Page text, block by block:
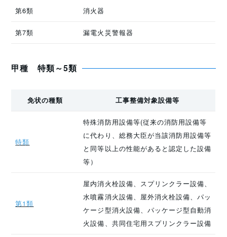
第6類 消火器
第7類 漏電火災警報器
甲種 特類～5類
免状の種類 工事整備対象設備等
特類
特殊消防用設備等(従来の消防用設備等
に代わり、総務大臣が当該消防用設備等
と同等以上の性能があると認定した設備
等）
第1類
屋内消火栓設備、スプリンクラー設備、
水噴霧消火設備、屋外消火栓設備、パッ
ケージ型消火設備、パッケージ型自動消
火設備、共同住宅用スプリンクラー設備